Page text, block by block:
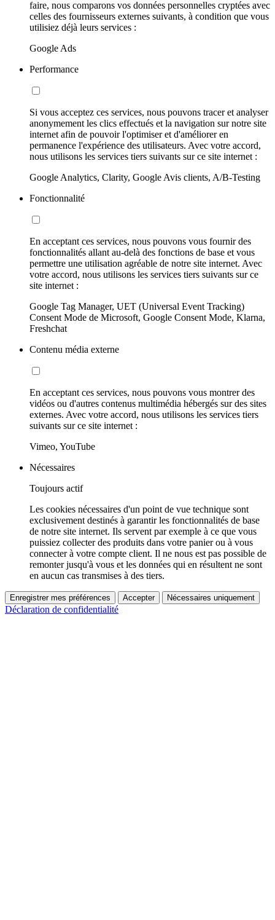
faire, nous comparons vos données personnelles cryptées avec
celles des fournisseurs externes suivants, à condition que vous
utilisiez déjà leurs services :
Google Ads
Performance
Si vous acceptez ces services, nous pouvons tracer et analyser
anonymement les clics effectués et la navigation sur notre site
internet afin de pouvoir l'optimiser et d'améliorer en
permanence l'expérience des utilisateurs. Avec votre accord,
nous utilisons les services tiers suivants sur ce site internet :
Google Analytics, Clarity, Google Avis clients, A/B-Testing
Fonctionnalité
En acceptant ces services, nous pouvons vous fournir des
fonctionnalités allant au-delà des fonctions de base et vous
permettre une utilisation agréable de notre site internet. Avec
votre accord, nous utilisons les services tiers suivants sur ce
site internet :
Google Tag Manager, UET (Universal Event Tracking)
Consent Mode de Microsoft, Google Consent Mode, Klarna,
Freshchat
Contenu média externe
En acceptant ces services, nous pouvons vous montrer des
vidéos ou d'autres contenus multimédia hébergés sur des sites
externes. Avec votre accord, nous utilisons les services tiers
suivants sur ce site internet :
Vimeo, YouTube
Nécessaires
Toujours actif
Les cookies nécessaires d'un point de vue technique sont
exclusivement destinés à garantir les fonctionnalités de base
de notre site internet. Ils servent par exemple à ce que vous
puissiez collecter des produits dans votre panier ou à vous
connecter à votre compte client. Il ne nous est pas possible de
remonter jusqu'à vous et les données qui en résultent ne sont
en aucun cas transmises à des tiers.
Enregistrer mes préférences Accepter Nécessaires uniquement
Déclaration de confidentialité